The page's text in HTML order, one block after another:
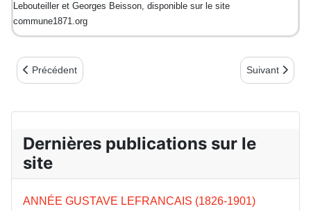
Lebouteiller et Georges Beisson, disponible sur le site
commune1871.org
Article précédent : Les enfants combattants de la Commune
Précédent Article
Suivant
Dernières publications sur le
site
ANNÉE GUSTAVE LEFRANCAIS (1826-1901)